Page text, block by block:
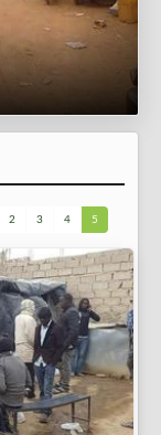
2 3 4 5